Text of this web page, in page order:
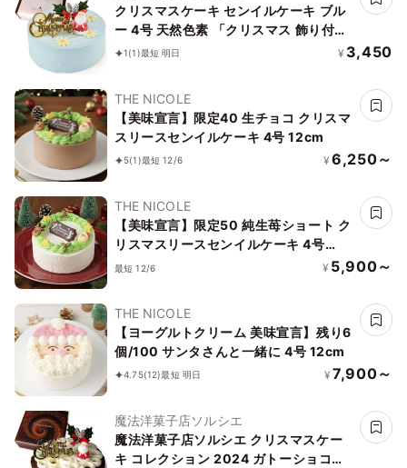
クリスマスケーキ センイルケーキ ブル
ー 4号 天然色素 「クリスマス 飾り付」
スイーツ Xmas Christmas 子供 推し活
1(1)最短 明日 ¥ 3,450
THE NICOLE
【美味宣言】限定40 生チョコ クリスマ
スリースセンイルケーキ 4号 12cm
5(1)最短 12/6 ¥ 6,250～
THE NICOLE
【美味宣言】限定50 純生苺ショート ク
リスマスリースセンイルケーキ 4号
12cm
最短 12/6 ¥ 5,900～
THE NICOLE
【ヨーグルトクリーム 美味宣言】残り6
個/100 サンタさんと一緒に 4号 12cm
4.75(12)最短 明日 ¥ 7,900～
魔法洋菓子店ソルシエ
魔法洋菓子店ソルシエ クリスマスケー
キ コレクション 2024 ガトーショコ